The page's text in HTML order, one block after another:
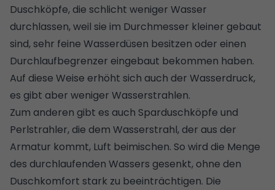
Duschköpfe, die schlicht weniger Wasser
durchlassen, weil sie im Durchmesser kleiner gebaut
sind, sehr feine Wasserdüsen besitzen oder einen
Durchlaufbegrenzer eingebaut bekommen haben.
Auf diese Weise erhöht sich auch der Wasserdruck,
es gibt aber weniger Wasserstrahlen.
Zum anderen gibt es auch Sparduschköpfe und
Perlstrahler, die dem Wasserstrahl, der aus der
Armatur kommt, Luft beimischen. So wird die Menge
des durchlaufenden Wassers gesenkt, ohne den
Duschkomfort stark zu beeinträchtigen. Die